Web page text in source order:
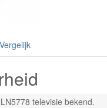
Vergelijk
televisie bekend.